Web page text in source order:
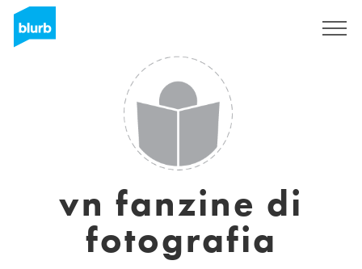
vn fanzine di
fotografia